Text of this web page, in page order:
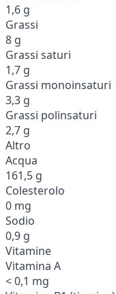
1,6 g
Grassi
8 g
Grassi saturi
1,7 g
Grassi monoinsaturi
3,3 g
Grassi polinsaturi
2,7 g
Altro
Acqua
161,5 g
Colesterolo
0 mg
Sodio
0,9 g
Vitamine
Vitamina A
< 0,1 mg